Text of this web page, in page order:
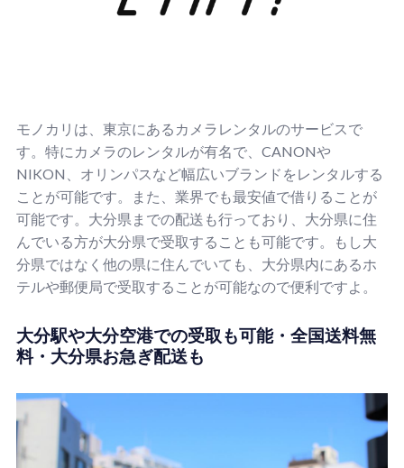
モノカリは、東京にあるカメラレンタルのサービスで
す。特にカメラのレンタルが有名で、CANONや
NIKON、オリンパスなど幅広いブランドをレンタルする
ことが可能です。また、業界でも最安値で借りることが
可能です。大分県までの配送も行っており、大分県に住
んでいる方が大分県で受取することも可能です。もし大
分県ではなく他の県に住んでいても、大分県内にあるホ
テルや郵便局で受取することが可能なので便利ですよ。
大分駅や大分空港での受取も可能・全国送料無
料・大分県お急ぎ配送も